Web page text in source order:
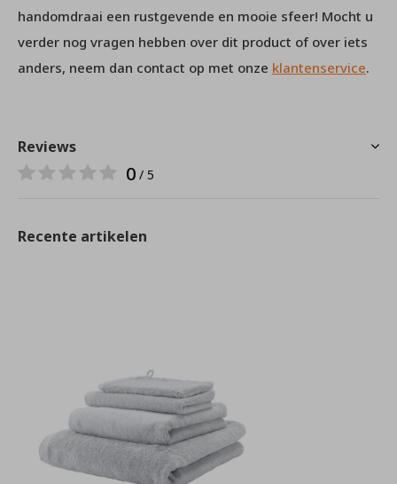
handomdraai een rustgevende en mooie sfeer! Mocht u
verder nog vragen hebben over dit product of over iets
anders, neem dan contact op met onze klantenservice.
Reviews
0 / 5
Recente artikelen